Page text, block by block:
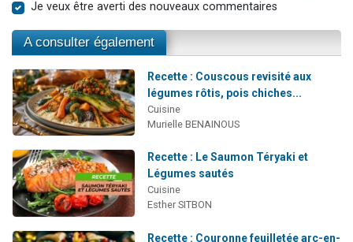
Je veux être averti des nouveaux commentaires
A consulter également
Recette : Couscous revisité aux
légumes rôtis, pois chiches...
Cuisine
Murielle BENAINOUS
Recette : Le Saumon Téryaki et
Légumes sautés
Cuisine
Esther SITBON
Recette : Couronne feuilletée arc-en-